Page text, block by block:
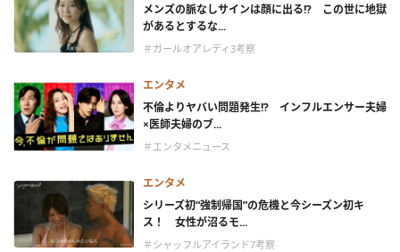
メンズの脈なしサインは顔に出る!? この世に地獄
があるとするな...
＃ガールオアレディ3考察
エンタメ
不倫よりヤバい問題発生!? インフルエンサー夫婦
×医師夫婦のブ...
＃エンタメニュース
エンタメ
シリーズ初“強制帰国”の危機と今シーズン初キ
ス！ 女性が沼るモ...
＃シャッフルアイランド7考察